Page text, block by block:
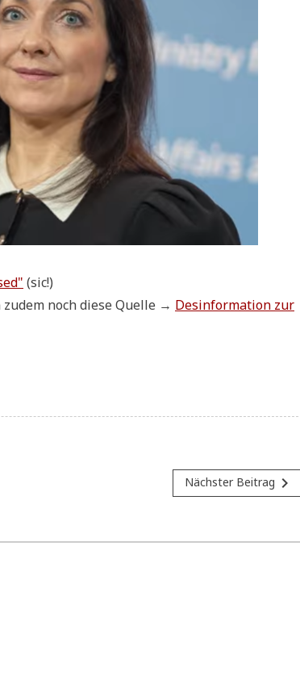
(sic!)
noch die­se Quel­le → Des­in­for­ma­ti­on zur
Nächster Beitrag navigate_next